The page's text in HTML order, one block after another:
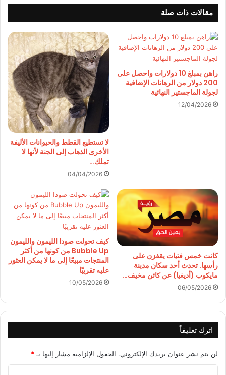
مقالات ذات صلة
راهن بمبلغ 10 دولارات واحصل على
200 دولار من الرهانات الإضافية
لجولة الماجستير النهائية
12/04/2026
لا تستطيع القطط والحيوانات الأليفة
الأخرى الذهاب إلى الجنة لأنها لا
تملك…
04/04/2026
كانت خمس فتيات يقفزن على
رأسها. تحدث أحد سكان مدينة
مايكوب (أديغيا) عن كائن مخيف…
06/05/2026
كيف تحولت صودا الليمون والليمون
Bubble Up من كونها من أكثر
المنتجات مبيعًا إلى ما لا يمكن العثور
عليه تقريبًا
10/05/2026
اترك تعليقاً
لن يتم نشر عنوان بريدك الإلكتروني. الحقول الإلزامية مشار إليها بـ *